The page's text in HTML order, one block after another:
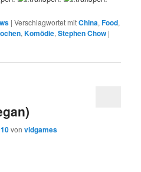
|Verschlagwortet mitChina,Food,
,Komödie,Stephen Chow |
vonvidgames